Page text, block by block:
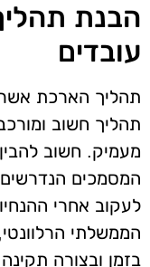
הבנת
עובדים
תהליך הארכת
תהליך חשוב
מעמיק. חשוב
המסמכים
לעקוב אחרי
הממשלתי
בזמן ובצורה